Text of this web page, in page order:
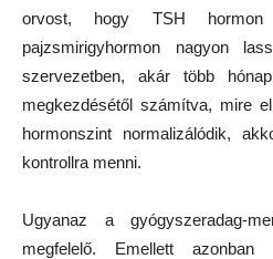
orvost, hogy TSH
pajzsmirigyhormon nagyon
szervezetben, akár több
megkezdésétől számítva, mire
hormonszint normalizálódik,
kontrollra menni.
Ugyanaz a gyógyszeradag-
megfelelő. Emellett